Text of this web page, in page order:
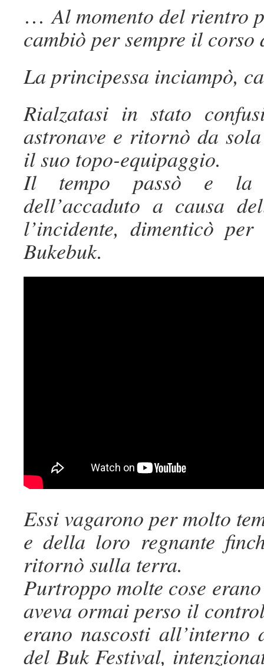
…Al momento del rientro
cambiò per sempre il corso
La principessa inciampò,
Rialzatasi in stato
astronave e ritornò da
il suo topo-equipaggio.
Il tempo passò e la
dell’accaduto a causa
l’incidente, dimenticò
Bukebuk.
Essi vagarono per molto
e della loro regnante
ritornò sulla terra.
Purtroppo molte cose
aveva ormai perso il
erano nascosti
del Buk Festival,